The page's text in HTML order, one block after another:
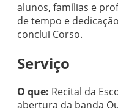
alunos, famílias e
de tempo e
conclui Corso.
Serviço
O que: Recital da
abertura da banda